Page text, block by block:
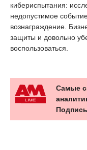
кибериспытания:
недопустимое
вознаграждение.
защиты и довольно
воспользоваться.
Самые